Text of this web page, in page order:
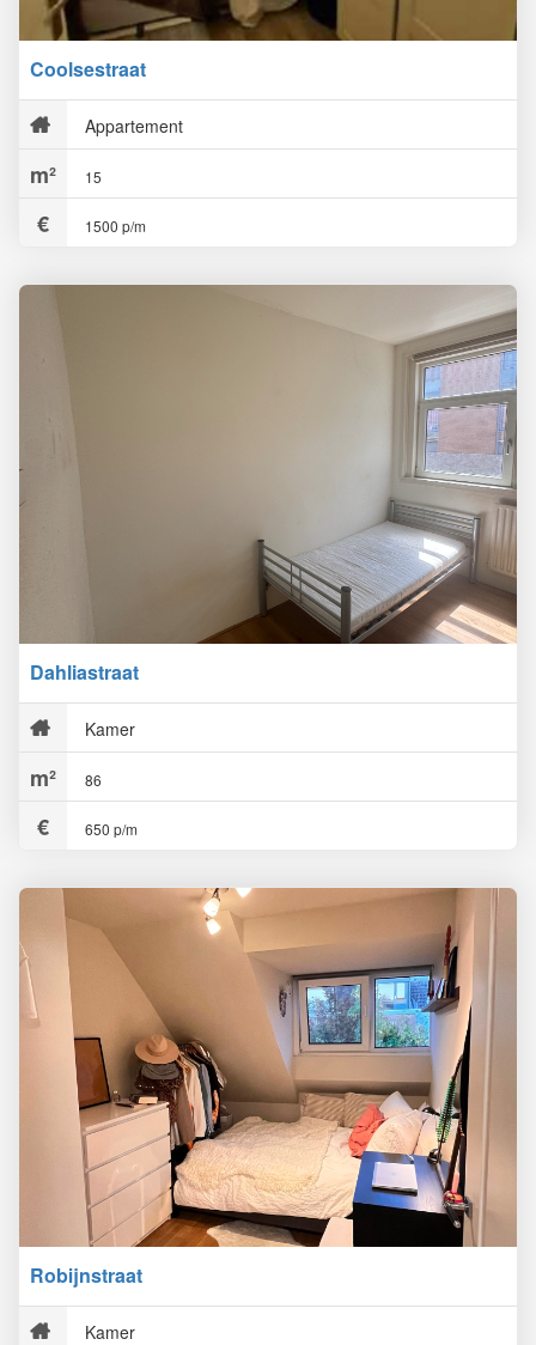
Coolsestraat
Appartement
15
1500 p/m
Dahliastraat
Kamer
86
650 p/m
Robijnstraat
Kamer